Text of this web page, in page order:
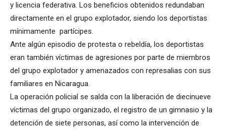
y licencia federativa. Los beneficios obtenidos redundaban
directamente en el grupo explotador, siendo los deportistas
mínimamente partícipes.
Ante algún episodio de protesta o rebeldía, los deportistas
eran también víctimas de agresiones por parte de miembros
del grupo explotador y amenazados con represalias con sus
familiares en Nicaragua.
La operación policial se salda con la liberación de diecinueve
víctimas del grupo organizado, el registro de un gimnasio y la
detención de siete personas, así como la intervención de